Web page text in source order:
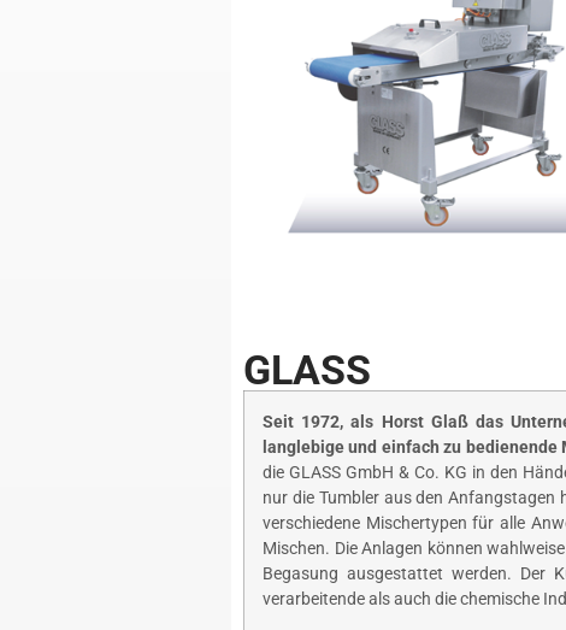
GLASS
Seit 1972, als Horst Glaß das
langlebige und einfach zu
die GLASS GmbH & Co. KG in den
nur die Tumbler aus den
verschiedene Mischertypen für alle
Mischen. Die Anlagen können
Begasung ausgestattet werden. Der
verarbeitende als auch die chemische